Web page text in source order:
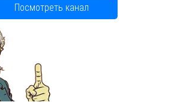
Посмотреть канал